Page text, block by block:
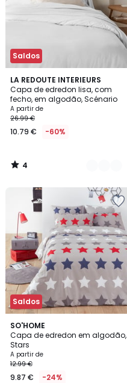
Saldos
LA REDOUTE INTERIEURS
Capa de edredon lisa, com
fecho, em algodão, Scénario
A partir de
26.99 €
10.79 € -60%
4
/
5
22
Cores
4
/
Saldos
SO'HOME
Capa de edredon em algodão,
Stars
A partir de
12.99 €
9.87 € -24%
4,2
/ 5